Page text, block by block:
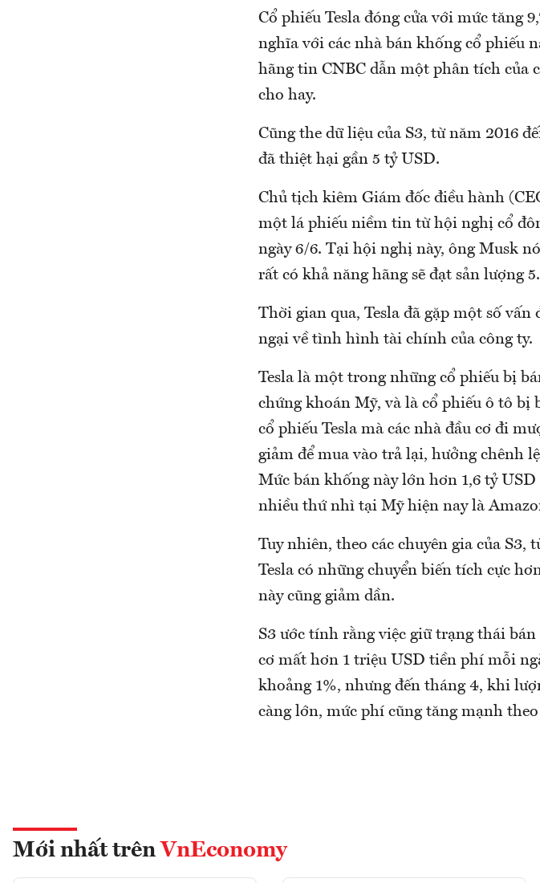
Cổ phiếu Tesla đóng cửa với mức tăng
nghĩa với các nhà bán khống cổ phiếu
hãng tin CNBC dẫn một phân tích của
cho hay.
Cũng the dữ liệu của S3, từ năm 2016
đã thiệt hại gần 5 tỷ USD.
Chủ tịch kiêm Giám đốc điều hành
một lá phiếu niềm tin từ hội nghị cổ
ngày 6/6. Tại hội nghị này, ông Musk
rất có khả năng hãng sẽ đạt sản lượng
Thời gian qua, Tesla đã gặp một số
ngại về tình hình tài chính của công ty.
Tesla là một trong những cổ phiếu bị
chứng khoán Mỹ, và là cổ phiếu ô tô
cổ phiếu Tesla mà các nhà đầu cơ đi
giảm để mua vào trả lại, hưởng chênh
Mức bán khống này lớn hơn 1,6 tỷ
nhiều thứ nhì tại Mỹ hiện nay là
Tuy nhiên, theo các chuyên gia của
Tesla có những chuyển biến tích cực
này cũng giảm dần.
S3 ước tính rằng việc giữ trạng thái
cơ mất hơn 1 triệu USD tiền phí mỗi
khoảng 1%, nhưng đến tháng 4, khi
càng lớn, mức phí cũng tăng mạnh
Mới nhất trên VnEconomy